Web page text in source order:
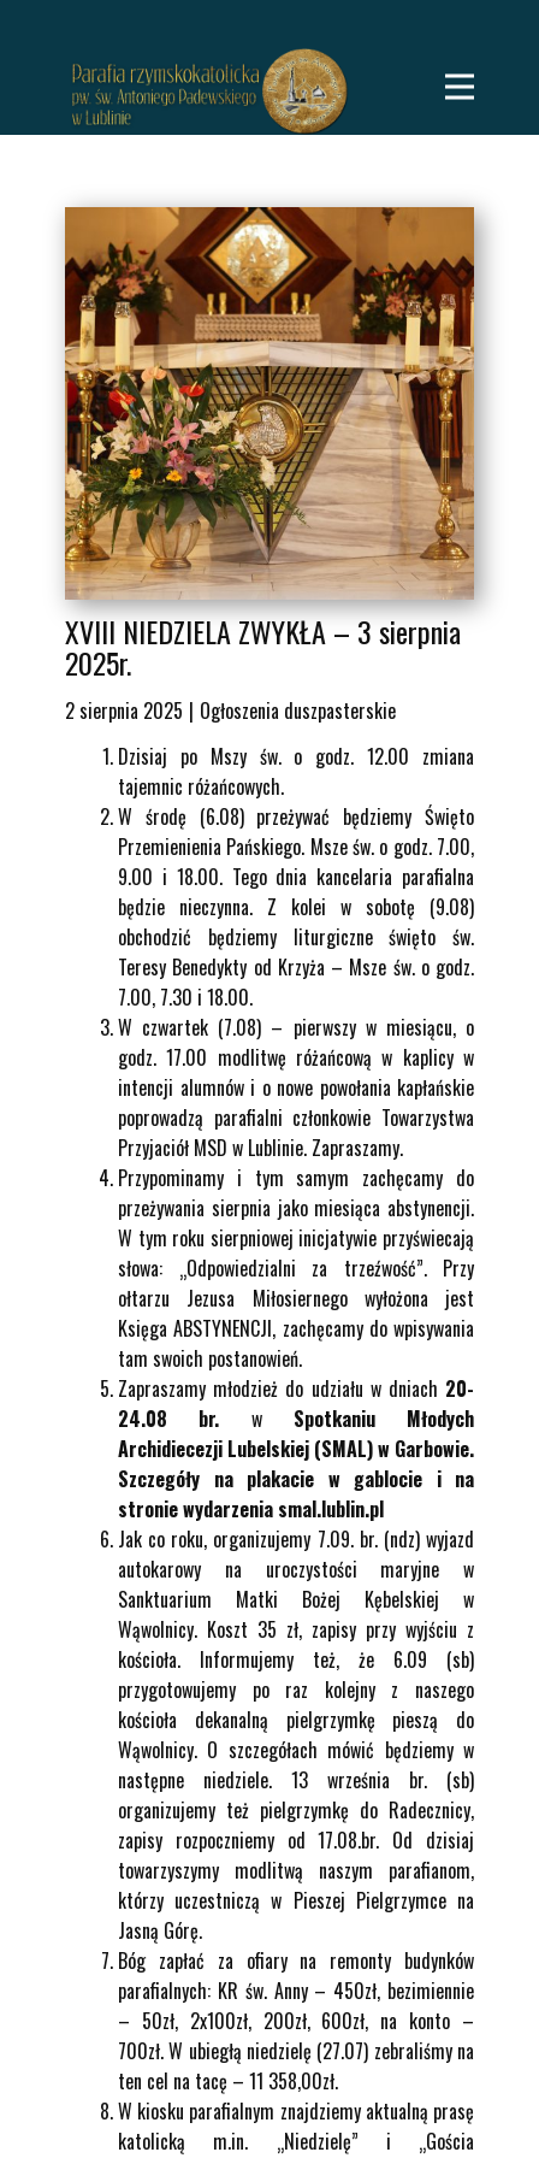
XVIII NIEDZIELA ZWYKŁA – 3 sierpnia
2025r.
2 sierpnia 2025
Ogłoszenia duszpasterskie
Dzisiaj po Mszy św. o godz. 12.00 zmiana
tajemnic różańcowych.
W środę (6.08) przeżywać będziemy Święto
Przemienienia Pańskiego. Msze św. o godz. 7.00,
9.00 i 18.00. Tego dnia kancelaria parafialna
będzie nieczynna. Z kolei w sobotę (9.08)
obchodzić będziemy liturgiczne święto św.
Teresy Benedykty od Krzyża – Msze św. o godz.
7.00, 7.30 i 18.00.
W czwartek (7.08) – pierwszy w miesiącu, o
godz. 17.00 modlitwę różańcową w kaplicy w
intencji alumnów i o nowe powołania kapłańskie
poprowadzą parafialni członkowie Towarzystwa
Przyjaciół MSD w Lublinie. Zapraszamy.
Przypominamy i tym samym zachęcamy do
przeżywania sierpnia jako miesiąca abstynencji.
W tym roku sierpniowej inicjatywie przyświecają
słowa: „Odpowiedzialni za trzeźwość”. Przy
ołtarzu Jezusa Miłosiernego wyłożona jest
Księga ABSTYNENCJI, zachęcamy do wpisywania
tam swoich postanowień.
Zapraszamy młodzież do udziału w dniach 20-
24.08 br. w Spotkaniu Młodych
Archidiecezji Lubelskiej (SMAL) w Garbowie.
Szczegóły na plakacie w gablocie i na
stronie wydarzenia smal.lublin.pl
Jak co roku, organizujemy 7.09. br. (ndz) wyjazd
autokarowy na uroczystości maryjne w
Sanktuarium Matki Bożej Kębelskiej w
Wąwolnicy. Koszt 35 zł, zapisy przy wyjściu z
kościoła. Informujemy też, że 6.09 (sb)
przygotowujemy po raz kolejny z naszego
kościoła dekanalną pielgrzymkę pieszą do
Wąwolnicy. O szczegółach mówić będziemy w
następne niedziele. 13 września br. (sb)
organizujemy też pielgrzymkę do Radecznicy,
zapisy rozpoczniemy od 17.08.br. Od dzisiaj
towarzyszymy modlitwą naszym parafianom,
którzy uczestniczą w Pieszej Pielgrzymce na
Jasną Górę.
Bóg zapłać za ofiary na remonty budynków
parafialnych: KR św. Anny – 450zł, bezimiennie
– 50zł, 2x100zł, 200zł, 600zł, na konto –
700zł. W ubiegłą niedzielę (27.07) zebraliśmy na
ten cel na tacę – 11 358,00zł.
W kiosku parafialnym znajdziemy aktualną prasę
katolicką m.in. „Niedzielę” i „Gościa